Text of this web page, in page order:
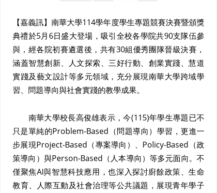
【嘉義訊】南華大學114學年度學生專題競賽決賽暨頒獎
典禮於5月6日盛大登場，吸引全校各學院共90支隊伍參
與，經各院初賽遴選後，共有30組優秀團隊晉級決賽，
涵蓋智慧創新、人文探索、三好行動、創業實踐、慧道
實踐及藝文設計等多元領域，充分展現南華大學跨域學
習、問題導向與社會實踐的教學成果。
南華大學校長高俊雄表示，今(115)年學生專題已不
只是單純的Problem-Based（問題導向）學習，更進一
步展現Project-Based（專案導向）、Policy-Based（政
策導向）與Person-Based（人本導向）等多元面向。不
僅聚焦AI與智慧科技應用，也深入探討廚餘政策、生命
教育、人際互動及社會治理等公共議題，展現青年學子